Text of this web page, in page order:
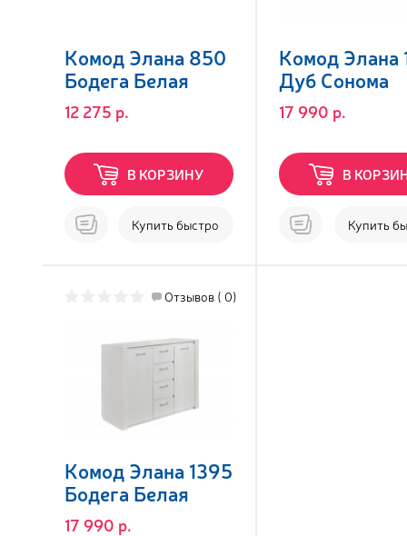
Комод Элана 850
Бодега Белая
12 275 р.
В КОРЗИНУ
Купить быстро
Комод Элана
Дуб Сонома
17 990 р.
В
Купить
Отзывов ( 0)
Комод Элана 1395
Бодега Белая
17 990 р.